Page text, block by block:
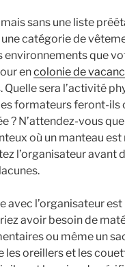
sans une liste
catégorie de
environnements que
encolonie de
sera l’activité
formateurs feront-ils
? N’attendez-vous
où un manteau est
l’organisateur avant
avec l’organisateur
avoir besoin de
ou même un
les oreillers et les